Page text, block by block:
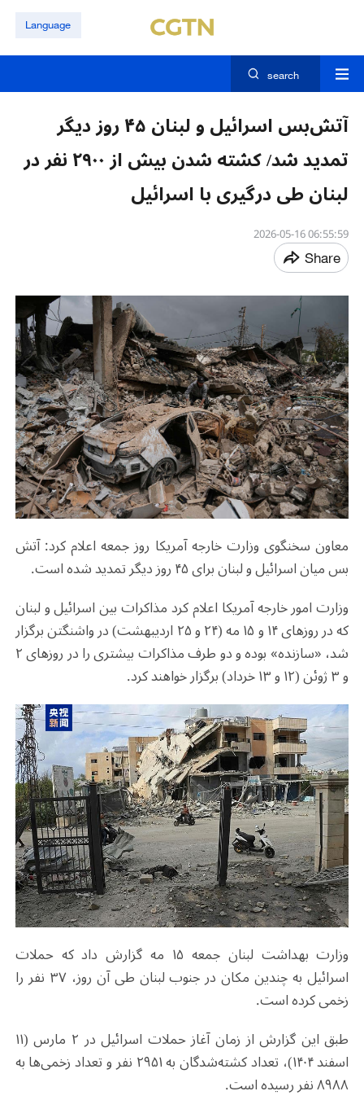
Language
search
آتش‌بس اسرائیل و لبنان ۴۵ روز دیگر
تمدید شد/ کشته شدن بیش از ۲۹۰۰ نفر در
لبنان طی درگیری با اسرائیل
06:55:59 2026-05-16
Share
معاون سخنگوی وزارت خارجه آمریکا روز جمعه اعلام کرد: آتش
بس میان اسرائیل و لبنان برای ۴۵ روز دیگر تمدید شده است.
وزارت امور خارجه آمریکا اعلام کرد مذاکرات بین اسرائیل و لبنان
که در روزهای ۱۴ و ۱۵ مه (۲۴ و ۲۵ اردیبهشت) در واشنگتن برگزار
شد، «سازنده» بوده و دو طرف مذاکرات بیشتری را در روزهای ۲
و ۳ ژوئن (۱۲ و ۱۳ خرداد) برگزار خواهند کرد.
وزارت بهداشت لبنان جمعه ۱۵ مه گزارش داد که حملات
اسرائیل به چندین مکان در جنوب لبنان طی آن روز، ۳۷ نفر را
زخمی کرده است.
طبق این گزارش از زمان آغاز حملات اسرائیل در ۲ مارس (۱۱
اسفند ۱۴۰۴)، تعداد کشته‌شدگان به ۲۹۵۱ نفر و تعداد زخمی‌ها به
۸۹۸۸ نفر رسیده است.